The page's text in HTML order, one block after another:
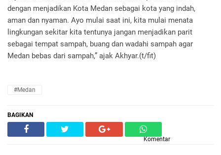
dengan menjadikan Kota Medan sebagai kota yang indah,
aman dan nyaman. Ayo mulai saat ini, kita mulai menata
lingkungan sekitar kita tentunya jangan menjadikan parit
sebagai tempat sampah, buang dan wadahi sampah agar
Medan bebas dari sampah,” ajak Akhyar.(t/fit)
#Medan
BAGIKAN
Komentar